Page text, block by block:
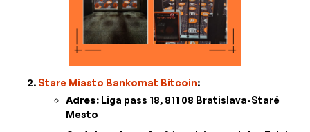
Stare Miasto Bankomat Bitcoin:
Adres: Liga pass 18, 811 08 Bratislava-Staré
Mesto